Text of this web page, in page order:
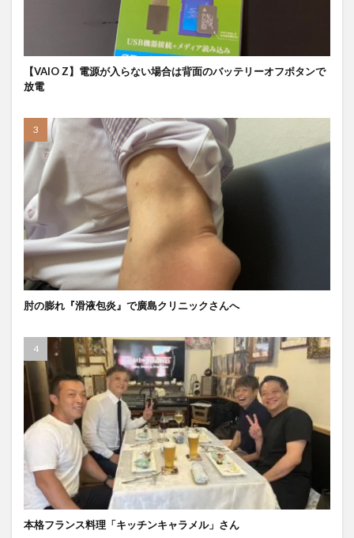
【VAIO Z】電源が入らない場合は背面のバッテリーオフボタンで
放電
肘の膨れ『滑液包炎』で廣島クリニックさんへ
本格フランス料理「キッチンキャラメル」さん